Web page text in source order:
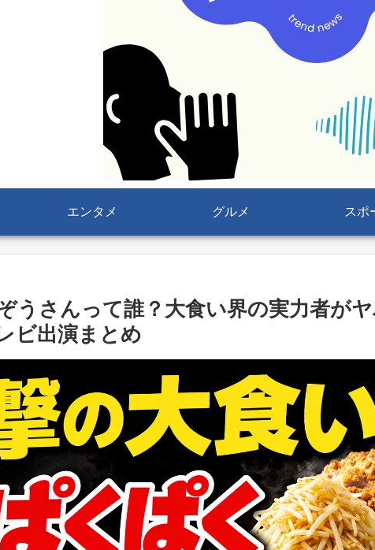
エンタメ グルメ スポ
うさんって誰？大食い界の実力者が
ビ出演まとめ